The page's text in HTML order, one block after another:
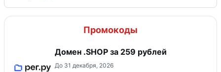
Промокоды
Домен .SHOP за 259 рублей
До 31 декабря, 2026